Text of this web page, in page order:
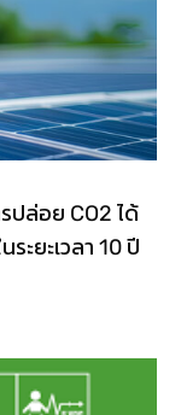
ปล่อย CO2 ได้
ะยะเวลา 10 ปี